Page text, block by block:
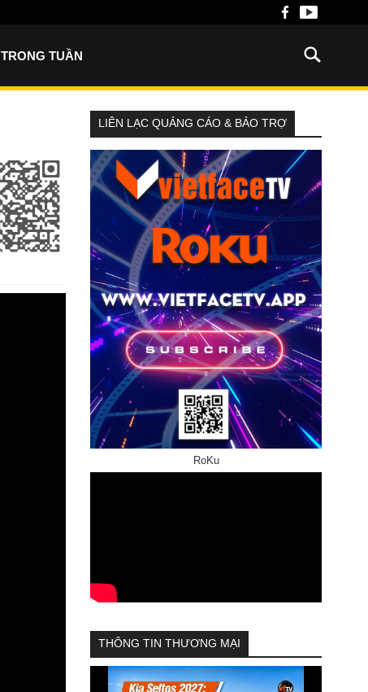
TUẦN
LIÊN LẠC QUẢNG CÁO & BẢO TRỢ
RoKu
THÔNG TIN THƯƠNG MẠI